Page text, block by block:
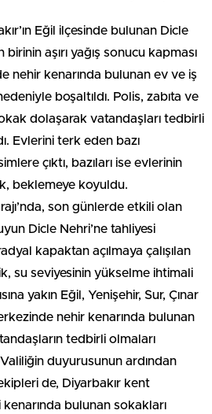
Eğil ilçesinde bulunan Dicle
birinin aşırı yağış sonucu kapması
nehir kenarında bulunan ev ve iş
boşaltıldı. Polis, zabıta ve
dolaşarak vatandaşları tedbirli
Evlerini terk eden bazı
çıktı, bazıları ise evlerinin
beklemeye koyuldu.
son günlerde etkili olan
Dicle Nehri’ne tahliyesi
kapaktan açılmaya çalışılan
su seviyesinin yükselme ihtimali
yakın Eğil, Yenişehir, Sur, Çınar
nehir kenarında bulunan
tedbirli olmaları
duyurusunun ardından
de, Diyarbakır kent
bulunan sokakları